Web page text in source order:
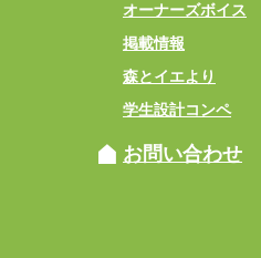
オーナーズボイス
掲載情報
森とイエより
学生設計コンペ
お問い合わせ